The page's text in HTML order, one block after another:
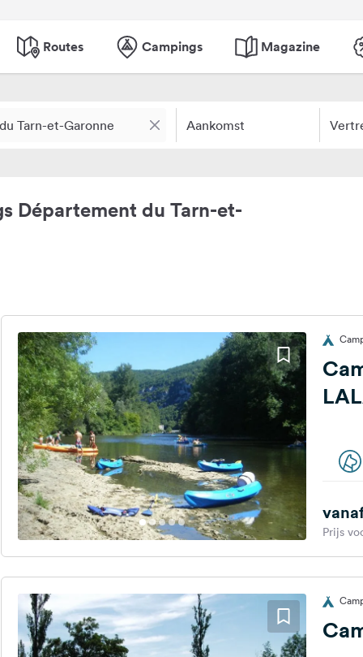
Routes Campings Magazine
Aankomst
Département du Tarn-et-
Prijs